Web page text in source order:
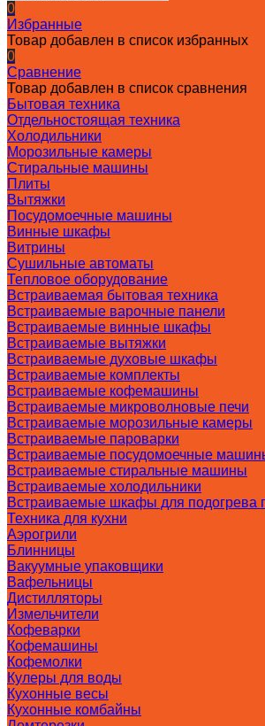
0
Избранные
Товар добавлен в список избранных
0
Сравнение
Товар добавлен в список сравнения
Бытовая техника
Отдельностоящая техника
Холодильники
Морозильные камеры
Стиральные машины
Плиты
Вытяжки
Посудомоечные машины
Винные шкафы
Витрины
Сушильные автоматы
Тепловое оборудование
Встраиваемая бытовая техника
Встраиваемые варочные панели
Встраиваемые винные шкафы
Встраиваемые вытяжки
Встраиваемые духовые шкафы
Встраиваемые комплекты
Встраиваемые кофемашины
Встраиваемые микроволновые печи
Встраиваемые морозильные камеры
Встраиваемые пароварки
Встраиваемые посудомоечные
Встраиваемые стиральные машины
Встраиваемые холодильники
Встраиваемые шкафы для подогрева
Техника для кухни
Аэрогрили
Блинницы
Вакуумные упаковщики
Вафельницы
Дистилляторы
Измельчители
Кофеварки
Кофемашины
Кофемолки
Кулеры для воды
Кухонные весы
Кухонные комбайны